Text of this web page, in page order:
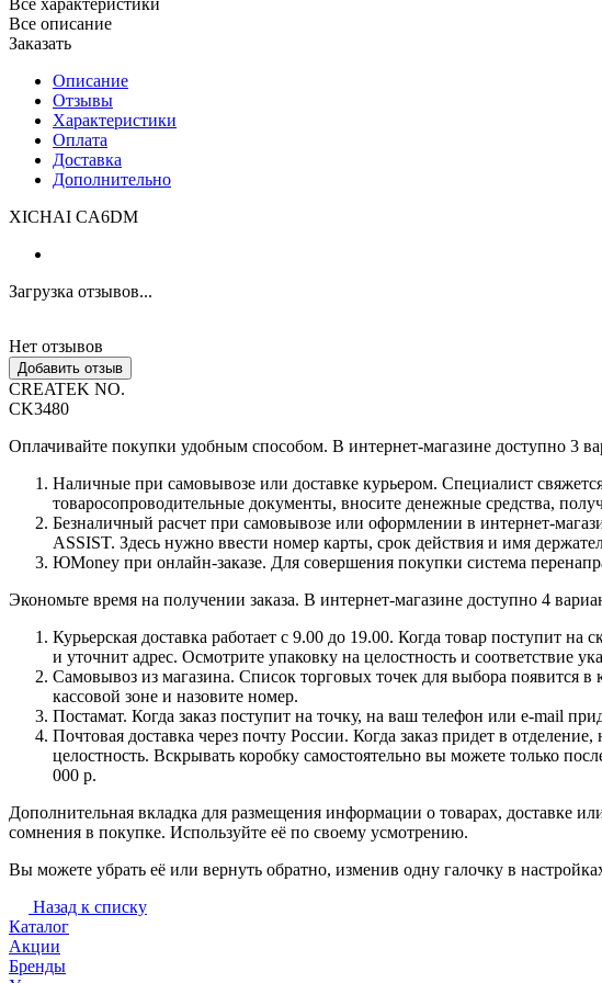
Все описание
Заказать
Описание
Отзывы
Характеристики
Оплата
Доставка
Дополнительно
XICHAI CA6DM
Загрузка отзывов...
Нет отзывов
Добавить отзыв
CREATEK NO.
CK3480
Оплачивайте покупки удобным способом. В интернет-магазине доступно 3
Наличные при самовывозе или доставке курьером. Специалист
товаросопроводительные документы, вносите денежные средства,
Безналичный расчет при самовывозе или оформлении в интернет-
ASSIST. Здесь нужно ввести номер карты, срок действия и имя
ЮMoney при онлайн-заказе. Для совершения покупки система
Экономьте время на получении заказа. В интернет-магазине доступно 4
Курьерская доставка работает с 9.00 до 19.00. Когда товар поступит
и уточнит адрес. Осмотрите упаковку на целостность и соответствие
Самовывоз из магазина. Список торговых точек для выбора появится в
кассовой зоне и назовите номер.
Постамат. Когда заказ поступит на точку, на ваш телефон или e-mail
Почтовая доставка через почту России. Когда заказ придет в
целостность. Вскрывать коробку самостоятельно вы можете только
000 р.
Дополнительная вкладка для размещения информации о товарах, доставке
сомнения в покупке. Используйте её по своему усмотрению.
Вы можете убрать её или вернуть обратно, изменив одну галочку в
Назад к списку
Каталог
Акции
Бренды